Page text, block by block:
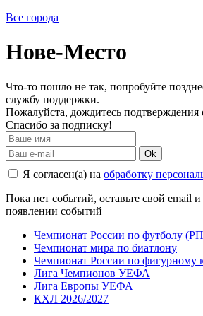
Все города
Нове-Место
Что-то пошло не так, попробуйте
службу поддержки.
Пожалуйста, дождитесь
Спасибо за подписку!
Ok
Я согласен(а) на обработку
Пока нет событий, оставьте свой email
появлении событий
Чемпионат России по футболу
Чемпионат мира по биатлону
Чемпионат России по фигурному
Лига Чемпионов УЕФА
Лига Европы УЕФА
КХЛ 2026/2027